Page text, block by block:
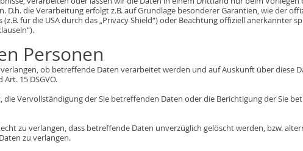
D.h. die Verarbeitung erfolgt z.B. auf Grundlage besonderer Garantien, wie der
für die USA durch das „Privacy Shield“) oder Beachtung offiziell anerkannter
Personen
ob betreffende Daten verarbeitet werden und auf Auskunft über diese
15 DSGVO.
die Vervollständigung der Sie betreffenden Daten oder die Berichtigung der Sie
zu verlangen, dass betreffende Daten unverzüglich gelöscht werden, bzw.
zu verlangen.